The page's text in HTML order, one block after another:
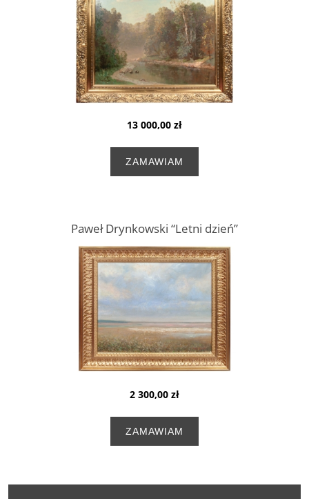
13 000,00 zł
ZAMAWIAM
Paweł Drynkowski “Letni dzień”
2 300,00 zł
ZAMAWIAM